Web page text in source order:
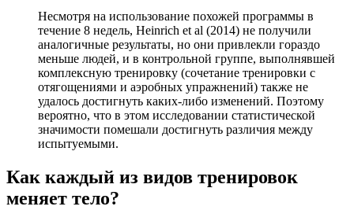
Несмотря на использование похожей программы в
течение 8 недель, Heinrich et al (2014) не получили
аналогичные результаты, но они привлекли гораздо
меньше людей, и в контрольной группе, выполнявшей
комплексную тренировку (сочетание тренировки с
отягощениями и аэробных упражнений) также не
удалось достигнуть каких-либо изменений. Поэтому
вероятно, что в этом исследовании статистической
значимости помешали достигнуть различия между
испытуемыми.
Как каждый из видов тренировок
меняет тело?